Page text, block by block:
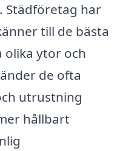
Städföretag har
till de bästa
ytor och
de ofta
utrustning
hållbart